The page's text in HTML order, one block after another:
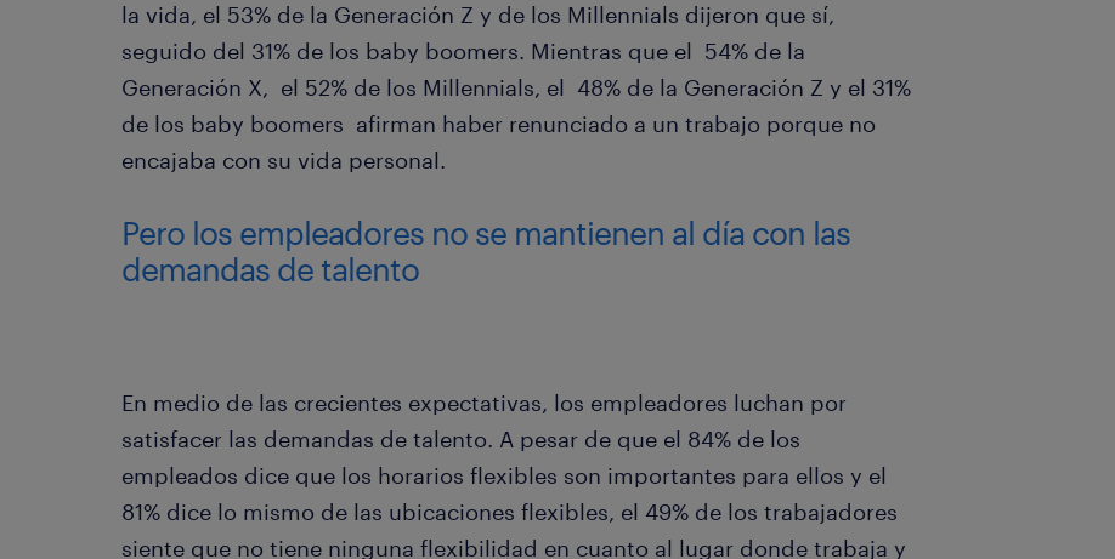
la vida, el 53% de la Generación Z y de los Millennials dijeron que sí,
seguido del 31% de los baby boomers. Mientras que el 54% de la
Generación X, el 52% de los Millennials, el 48% de la Generación Z y el 31%
de los baby boomers afirman haber renunciado a un trabajo porque no
encajaba con su vida personal.
Pero los empleadores no se mantienen al día con las
demandas de talento
En medio de las crecientes expectativas, los empleadores luchan por
satisfacer las demandas de talento. A pesar de que el 84% de los
empleados dice que los horarios flexibles son importantes para ellos y el
81% dice lo mismo de las ubicaciones flexibles, el 49% de los trabajadores
siente que no tiene ninguna flexibilidad en cuanto al lugar donde trabaja y